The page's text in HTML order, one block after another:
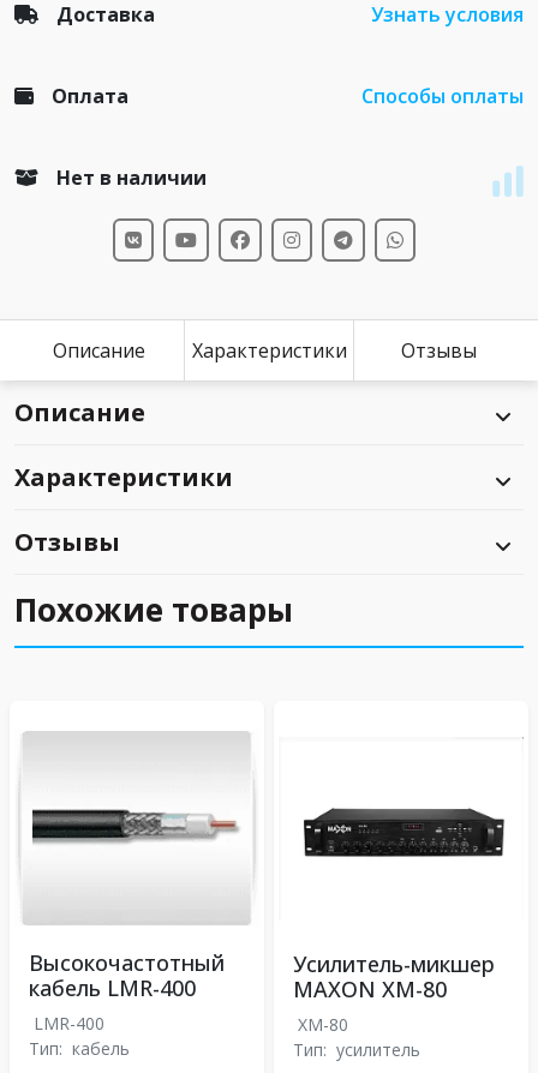
Доставка Узнать условия
Оплата Способы оплаты
Нет в наличии
Описание Характеристики Отзывы
Описание
Характеристики
Отзывы
Похожие товары
Высокочастотный
кабель LMR-400
LMR-400
Тип: кабель
Усилитель-микшер
MAXON XM-80
XM-80
Тип: усилитель